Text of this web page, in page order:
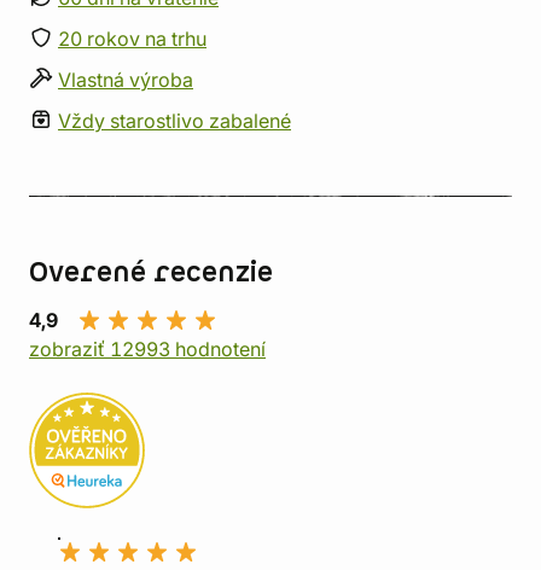
20 rokov na trhu
Vlastná výroba
Vždy starostlivo zabalené
Overené recenzie
4,9
zobraziť 12993 hodnotení